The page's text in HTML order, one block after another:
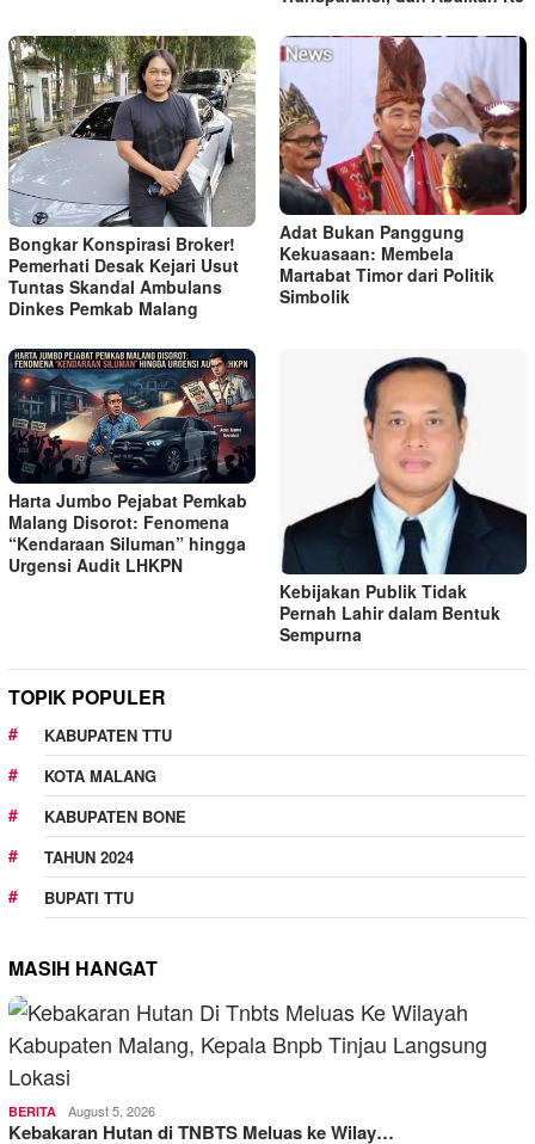
Bongkar Konspirasi Broker!
Pemerhati Desak Kejari Usut
Tuntas Skandal Ambulans
Dinkes Pemkab Malang
Adat Bukan Panggung
Kekuasaan: Membela
Martabat Timor dari Politik
Simbolik
Harta Jumbo Pejabat Pemkab
Malang Disorot: Fenomena
“Kendaraan Siluman” hingga
Urgensi Audit LHKPN
Kebijakan Publik Tidak
Pernah Lahir dalam Bentuk
Sempurna
TOPIK POPULER
KABUPATEN TTU
KOTA MALANG
KABUPATEN BONE
TAHUN 2024
BUPATI TTU
MASIH HANGAT
BERITA August 5, 2026
Kebakaran Hutan di TNBTS Meluas ke Wilay…